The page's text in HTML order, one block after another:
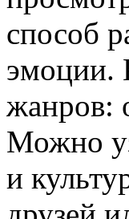
способ
эмоции.
жанров:
Можно
и